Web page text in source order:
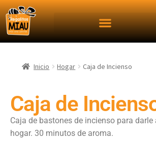
Inicio Hogar Caja de Incienso
Caja de
Caja de bastones de incienso para darle
hogar. 30 minutos de aroma.